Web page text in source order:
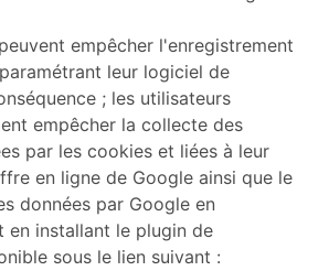
empêcher l'enregistrement
leur logiciel de
; les utilisateurs
empêcher la collecte des
par les cookies et liées à leur
en ligne de Google ainsi que le
données par Google en
en installant le plugin de
sous le lien suivant :